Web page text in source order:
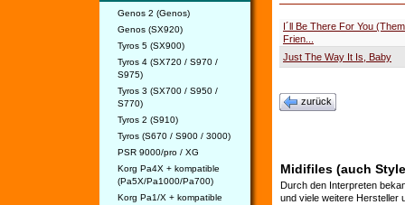
Genos 2 (Genos)
Genos (SX920)
Tyros 5 (SX900)
Tyros 4 (SX720 / S970 /
S975)
Tyros 3 (SX700 / S950 /
S770)
Tyros 2 (S910)
Tyros (S670 / S900 / 3000)
PSR 9000/pro / XG
Korg Pa4X + kompatible
(Pa5X/Pa1000/Pa700)
Korg Pa1/X + kompatible
I´ll Be There For You
Frien...
Just The Way It Is, Baby
zurück
Midifiles (auch
Durch den Interpreten
und viele weitere Hersteller